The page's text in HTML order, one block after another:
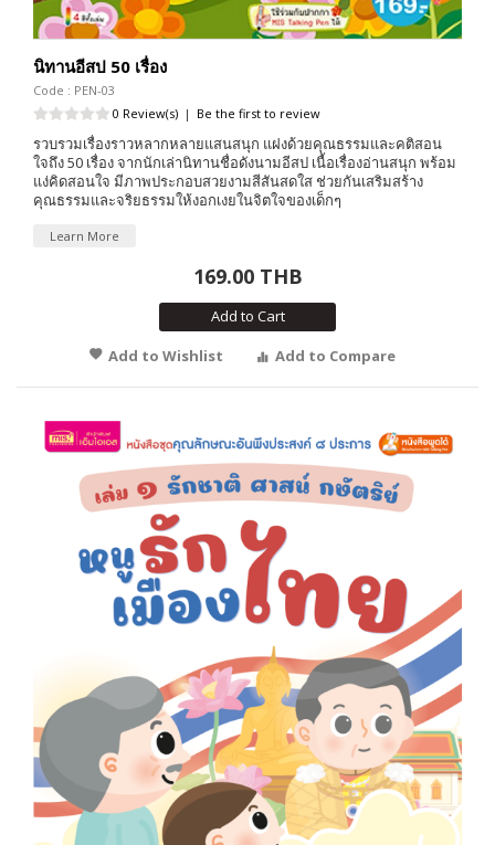
นิทานอีสป 50 เรื่อง
Code : PEN-03
0 Review(s) | Be the first to review
รวบรวมเรื่องราวหลากหลายแสนสนุก แฝงด้วยคุณธรรมและคติสอน
ใจถึง 50 เรื่อง จากนักเล่านิทานชื่อดังนามอีสป เนื้อเรื่องอ่านสนุก พร้อม
แง่คิดสอนใจ มีภาพประกอบสวยงามสีสันสดใส ช่วยกันเสริมสร้าง
คุณธรรมและจริยธรรมให้งอกเงยในจิตใจของเด็กๆ
Learn More
169.00 THB
Add to Cart
Add to Wishlist
Add to Compare